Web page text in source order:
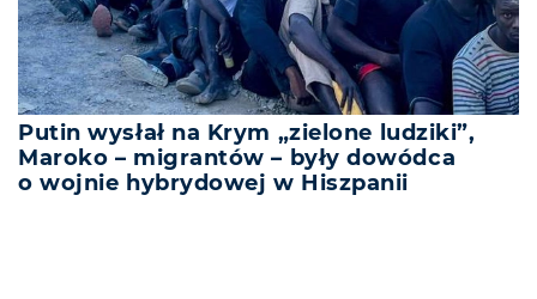
Putin wysłał na Krym „zielone ludziki”,
Maroko – migrantów – były dowódca
o wojnie hybrydowej w Hiszpanii